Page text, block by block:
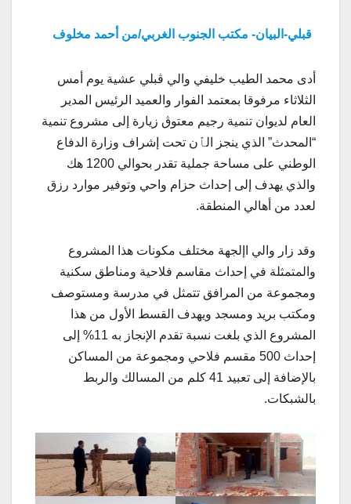
قبلي-البيان- مكتب الجنوب الغربي/من أحمد مخلوف
أدى محمد الطيب خليفي والي ڨبلي عشية يوم أمس
الثلاثاء مرفوقا بمعتمد الفوار والعميد الرئيس المدير
العام لديوان تنمية رجيم معتوڨ زيارة إلى مشروع تنمية
“المحدث” الذي ينجز الٱن تحت إشراف وزارة الدفاع
الوطني على مساحة جملية تقدر بحوالي 1200 هك
والذي يهدف إلى إحداث حزام واحي وتوفير موارد رزق
لعدد من أهالي المنطقة.
وقد زار والي اإلجهة مختلف مكونات هذا المشروع
والمتمثلة في إحداث مقاسم فلاحية ومناطق سكنية
ومجموعة من المرافق تتمثل في مدرسة ومستوصف
ومكتب بريد ومسجد ويهدف القسط الأول من هذا
المشروع الذي بلغت نسبة تقدم الإنجاز به 11% إلى
إحداث 500 مقسم فلاحي ومجموعة من المساكن
بالإضافة إلى تعبيد 41 كلم من المسالك والربط
بالشبكات.